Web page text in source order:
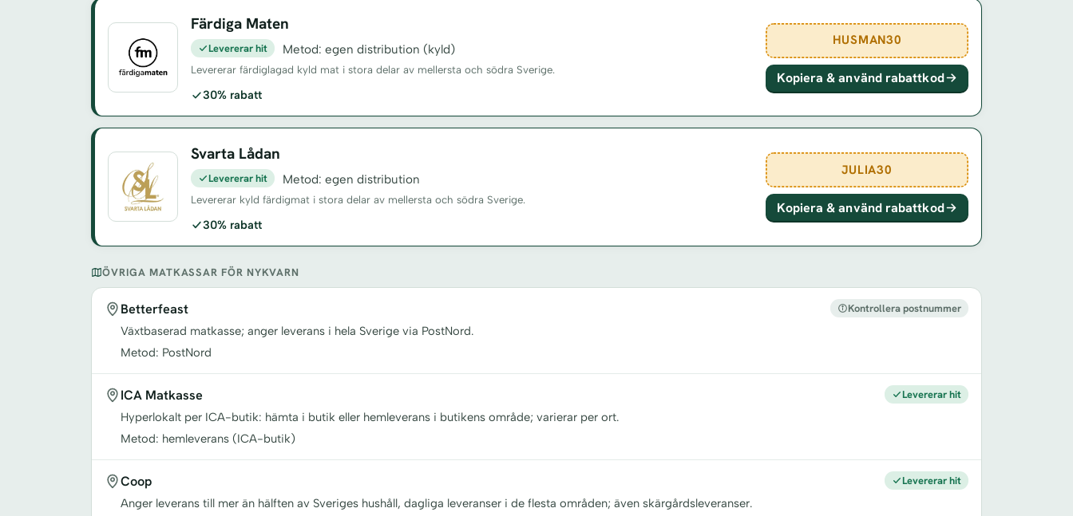
Färdiga Maten
Levererar hit Metod: egen distribution (kyld)
Levererar färdiglagad kyld mat i stora delar av mellersta och södra Sverige.
30% rabatt
HUSMAN30
Kopiera & använd rabattkod
Svarta Lådan
Levererar hit Metod: egen distribution
Levererar kyld färdigmat i stora delar av mellersta och södra Sverige.
30% rabatt
JULIA30
Kopiera & använd rabattkod
ÖVRIGA MATKASSAR FÖR NYKVARN
Betterfeast
Växtbaserad matkasse; anger leverans i hela Sverige via PostNord.
Metod: PostNord
Kontrollera postnummer
ICA Matkasse
Hyperlokalt per ICA-butik: hämta i butik eller hemleverans i butikens område; varierar per ort.
Metod: hemleverans (ICA-butik)
Levererar hit
Coop
Anger leverans till mer än hälften av Sveriges hushåll, dagliga leveranser i de flesta områden; även skärgårdsleveranser.
Levererar hit